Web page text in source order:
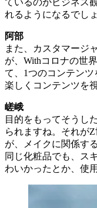
ているのかビジネス
れるようになるでし
阿部
また、カスタマージ
が、Withコロナの世
て、1つのコンテン
楽しくコンテンツを
嵯峨
目的をもってそうし
られますね。それが
が、メイクに関係す
同じ化粧品でも、ス
わいかったとか、使